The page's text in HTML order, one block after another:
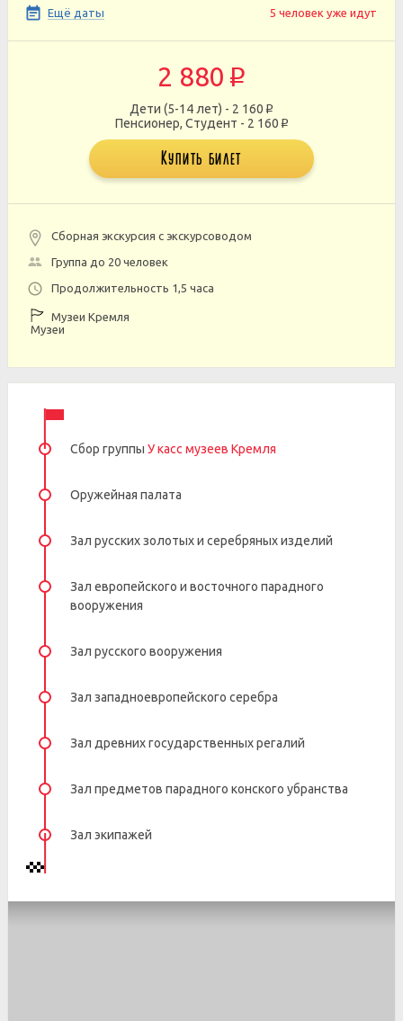
Ещё даты 5 человек уже идут
2 880 p
Дети (5-14 лет) - 2 160 p
Пенсионер, Студент - 2 160 p
Купить билет
Сборная экскурсия с экскурсоводом
Группа до 20 человек
Продолжительность 1,5 часа
Музеи Кремля
Музеи
Сбор группы У касс музеев Кремля
Оружейная палата
Зал русских золотых и серебряных изделий
Зал европейского и восточного парадного
вооружения
Зал русского вооружения
Зал западноевропейского серебра
Зал древних государственных регалий
Зал предметов парадного конского убранства
Зал экипажей